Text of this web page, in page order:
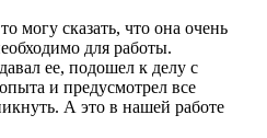
могу сказать, что она очень
для работы.
ее, подошел к делу с
и предусмотрел все
А это в нашей работе